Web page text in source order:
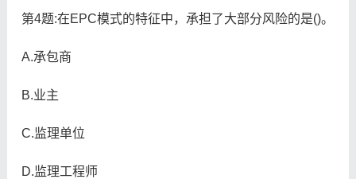
第4题:在EPC模式的特征中，承担了大部分风险的是()。
A.承包商
B.业主
C.监理单位
D.监理工程师